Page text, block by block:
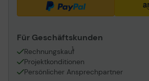
Für Geschäftskunden
Rechnungskauf
1
Projektkonditionen
Persönlicher Ansprechpartner